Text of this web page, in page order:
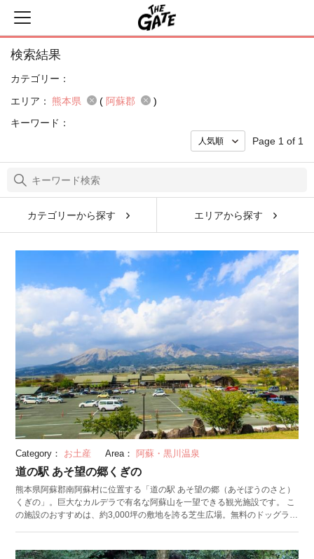
検索結果
カテゴリー：
エリア： 熊本県 ( 阿蘇郡
)
キーワード：
Page 1 of 1
カテゴリーから探す エリアから探す
Category： お土産 Area： 阿蘇・黒川温泉
道の駅 あそ望の郷くぎの
熊本県阿蘇郡南阿蘇村に位置する「道の駅 あそ望の郷（あそぼうのさと）
くぎの」。巨大なカルデラで有名な阿蘇山を一望できる観光施設です。 こ
の施設のおすすめは、約3,000坪の敷地を誇る芝生広場。無料のドッグラン
った郷土料理や、阿蘇名物のあか牛を使った焼肉やカレーをいただけま